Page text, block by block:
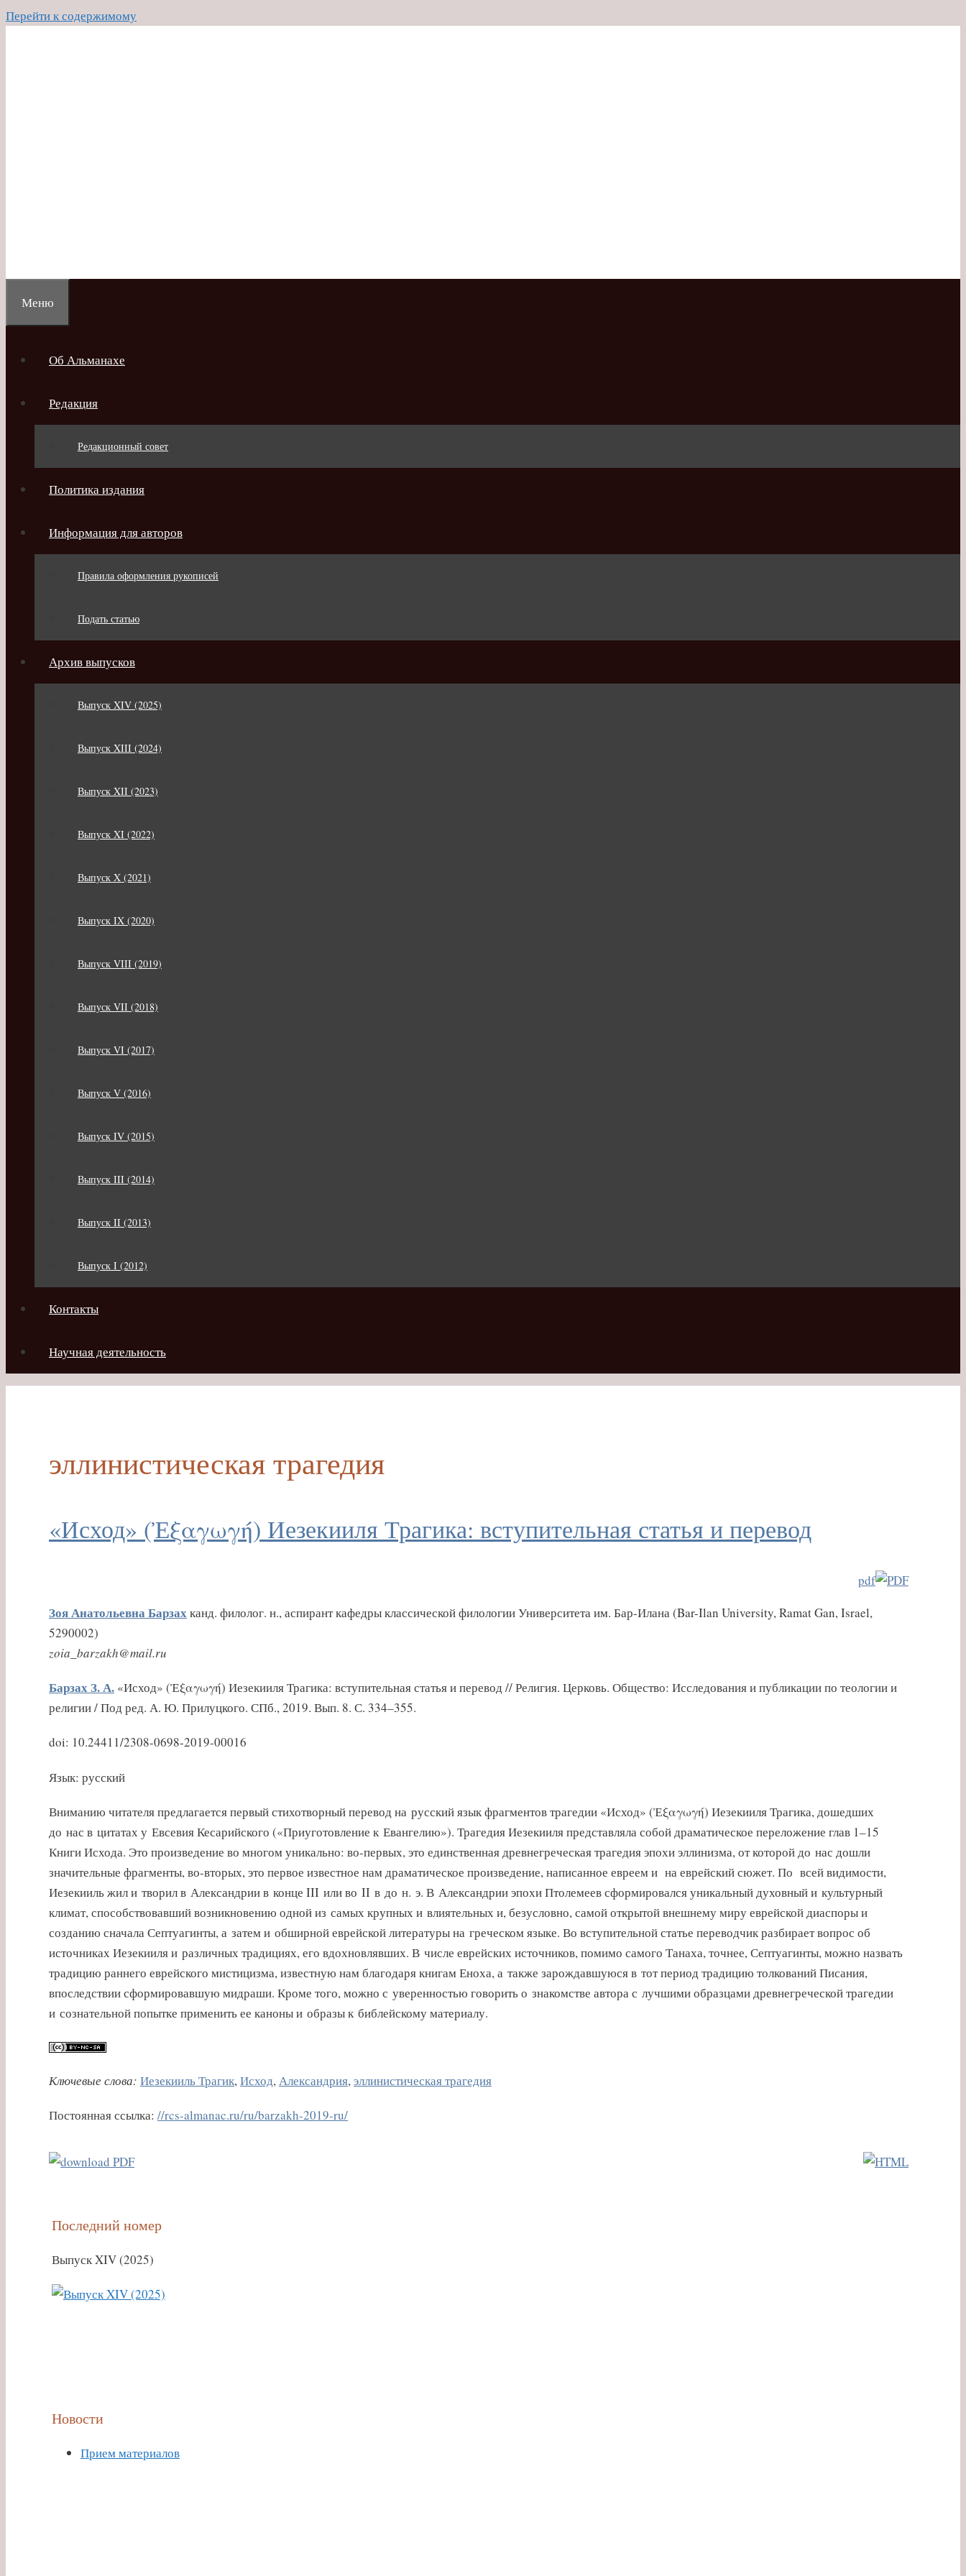
Перейти к содержимому
Меню
Об Альманахе
Редакция
Редакционный совет
Политика издания
Информация для авторов
Правила оформления рукописей
Подать статью
Архив выпусков
Выпуск XIV (2025)
Выпуск XIII (2024)
Выпуск XII (2023)
Выпуск XI (2022)
Выпуск X (2021)
Выпуск IX (2020)
Выпуск VIII (2019)
Выпуск VII (2018)
Выпуск VI (2017)
Выпуск V (2016)
Выпуск IV (2015)
Выпуск III (2014)
Выпуск II (2013)
Выпуск I (2012)
Контакты
Научная деятельность
эллинистическая трагедия
«Исход» (Ἐξαγωγή) Иезекииля Трагика: вступительная статья и перевод
pdf
Зоя Анатольевна Барзахканд. филолог. н., аспирант кафедры классической филологии Университета им. Бар-Илана (Bar-Ilan University, Ramat Gan, Israel,
5290002)
zoia_barzakh@mail.ru
Барзах З. А. «Исход» (Ἐξαγωγή) Иезекииля Трагика: вступительная статья и перевод // Религия. Церковь. Общество: Исследования и публикации по теологии и
религии / Под ред. А. Ю. Прилуцкого. СПб., 2019. Вып. 8. С. 334–355.
doi: 10.24411/2308-0698-2019-00016
Язык: русский
Вниманию читателя предлагается первый стихотворный перевод на русский язык фрагментов трагедии «Исход» (Ἐξαγωγή) Иезекииля Трагика, дошедших
до нас в цитатах у Евсевия Кесарийского («Приуготовление к Евангелию»). Трагедия Иезекииля представляла собой драматическое переложение глав 1–15
Книги Исхода. Это произведение во многом уникально: во-первых, это единственная древнегреческая трагедия эпохи эллинизма, от которой до нас дошли
значительные фрагменты, во-вторых, это первое известное нам драматическое произведение, написанное евреем и на еврейский сюжет. По всей видимости,
Иезекииль жил и творил в Александрии в конце III или во II в до н. э. В Александрии эпохи Птолемеев сформировался уникальный духовный и культурный
климат, способствовавший возникновению одной из самых крупных и влиятельных и, безусловно, самой открытой внешнему миру еврейской диаспоры и
созданию сначала Септуагинты, а затем и обширной еврейской литературы на греческом языке. Во вступительной статье переводчик разбирает вопрос об
источниках Иезекииля и различных традициях, его вдохновлявших. В числе еврейских источников, помимо самого Танаха, точнее, Септуагинты, можно назвать
традицию раннего еврейского мистицизма, известную нам благодаря книгам Еноха, а также зарождавшуюся в тот период традицию толкований Писания,
впоследствии сформировавшую мидраши. Кроме того, можно с уверенностью говорить о знакомстве автора с лучшими образцами древнегреческой трагедии
и сознательной попытке применить ее каноны и образы к библейскому материалу.
Ключевые слова: Иезекииль Трагик, Исход, Александрия, эллинистическая трагедия
Постоянная ссылка: //rcs-almanac.ru/ru/barzakh-2019-ru/
Последний номер
Выпуск XIV (2025)
Новости
Прием материалов